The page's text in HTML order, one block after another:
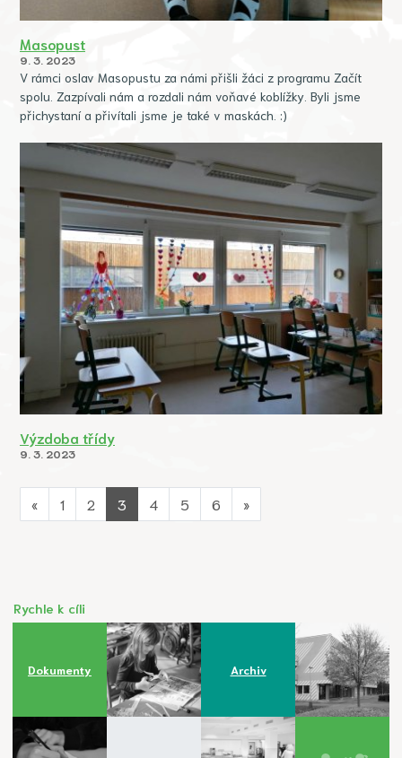
Masopust
9. 3. 2023
V rámci oslav Masopustu za námi přišli žáci z programu Začít
spolu. Zazpívali nám a rozdali nám voňavé koblížky. Byli jsme
přichystaní a přivítali jsme je také v maskách. :)
Výzdoba třídy
9. 3. 2023
« 1 2 3 4 5 6 »
Rychle k cíli
Dokumenty Archiv